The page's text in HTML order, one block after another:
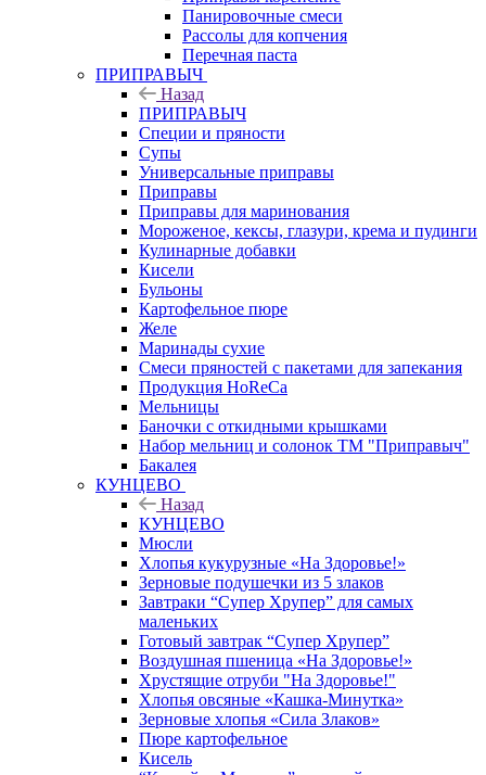
Панировочные смеси
Рассолы для копчения
Перечная паста
ПРИПРАВЫЧ
Назад
ПРИПРАВЫЧ
Специи и пряности
Супы
Универсальные приправы
Приправы
Приправы для маринования
Мороженое, кексы, глазури, крема и пудинги
Кулинарные добавки
Кисели
Бульоны
Картофельное пюре
Желе
Маринады сухие
Смеси пряностей с пакетами для запекания
Продукция HoReCa
Мельницы
Баночки с откидными крышками
Набор мельниц и солонок ТМ "Приправыч"
Бакалея
КУНЦЕВО
Назад
КУНЦЕВО
Мюсли
Хлопья кукурузные «На Здоровье!»
Зерновые подушечки из 5 злаков
Завтраки “Супер Хрупер” для самых
маленьких
Готовый завтрак “Супер Хрупер”
Воздушная пшеница «На Здоровье!»
Хрустящие отруби "На Здоровье!"
Хлопья овсяные «Кашка-Минутка»
Зерновые хлопья «Сила Злаков»
Пюре картофельное
Кисель